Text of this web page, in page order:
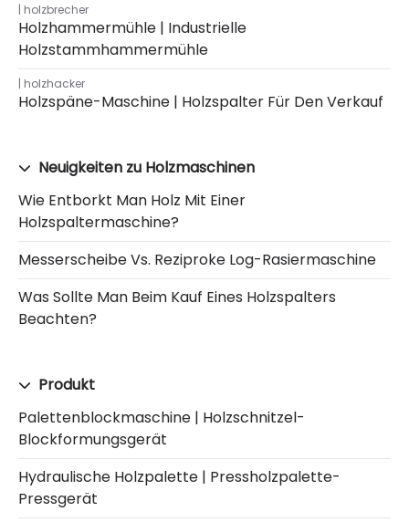
holzbrecher
Holzhammermühle | Industrielle
Holzstammhammermühle
holzhacker
Holzspäne-Maschine | Holzspalter Für Den Verkauf
Neuigkeiten zu Holzmaschinen
Wie Entborkt Man Holz Mit Einer
Holzspaltermaschine?
Messerscheibe Vs. Reziproke Log-Rasiermaschine
Was Sollte Man Beim Kauf Eines Holzspalters
Beachten?
Produkt
Palettenblockmaschine | Holzschnitzel-
Blockformungsgerät
Hydraulische Holzpalette | Pressholzpalette-
Pressgerät